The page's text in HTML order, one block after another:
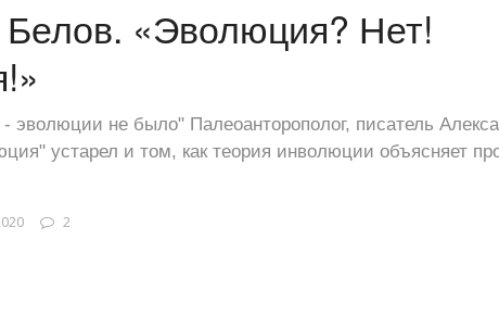
«Эволюция? Нет!
эволюции не было" Палеоанторополог, писатель
устарел и том, как теория инволюции объясняет
2